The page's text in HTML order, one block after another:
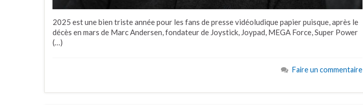
2025 est une bien triste année pour les fans de presse vidéoludique papier puisque, après le
décès en mars de Marc Andersen, fondateur de Joystick, Joypad, MEGA Force, Super Power
(…)
Faire un commentaire